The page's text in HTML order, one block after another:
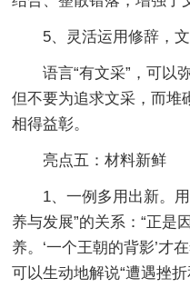
5、灵活运用修辞，文
语言“有文采”，可以
但不要为追求文采，而堆
相得益彰。
亮点五：材料新鲜
1、一例多用出新。
养与发展”的关系：“正是
养。‘一个王朝的背影’才
可以生动地解说“遭遇挫